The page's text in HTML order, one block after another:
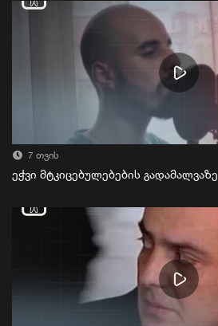
7 თვის
ეჭვი მტკიცებულებების გადამალვაზე